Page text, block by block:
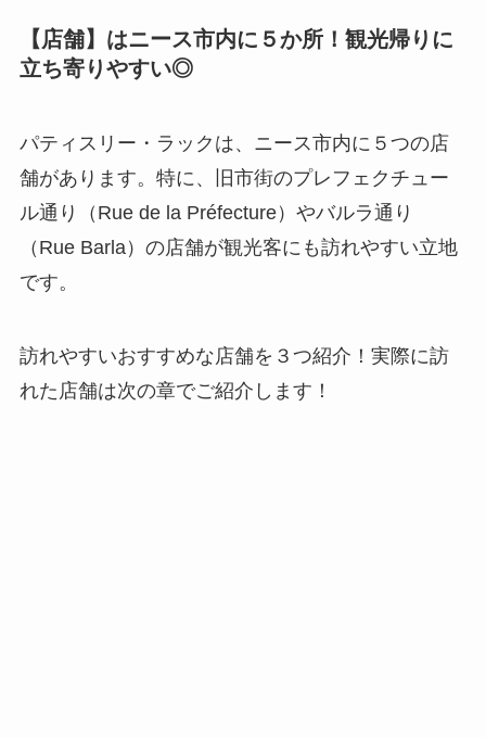
【店舗】はニース市内に５か所！観光帰りに
立ち寄りやすい◎
パティスリー・ラックは、ニース市内に５つの店
舗があります。特に、旧市街のプレフェクチュー
ル通り（Rue de la Préfecture）やバルラ通り
（Rue Barla）の店舗が観光客にも訪れやすい立地
です。
訪れやすいおすすめな店舗を３つ紹介！実際に訪
れた店舗は次の章でご紹介します！